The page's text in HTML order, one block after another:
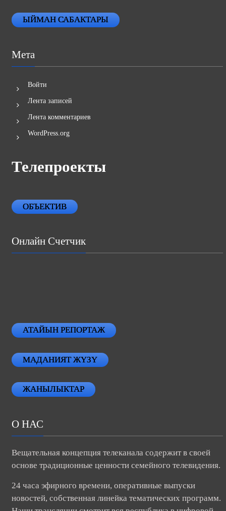
ЫЙМАН САБАКТАРЫ
Мета
Войти
Лента записей
Лента комментариев
WordPress.org
Телепроекты
ОБЪЕКТИВ
Онлайн Счетчик
АТАЙЫН РЕПОРТАЖ
МАДАНИЯТ ЖҮЗҮ
ЖАНЫЛЫКТАР
О НАС
Вещательная концепция телеканала содержит в своей
основе традиционные ценности семейного телевидения.
24 часа эфирного времени, оперативные выпуски
новостей, собственная линейка тематических программ.